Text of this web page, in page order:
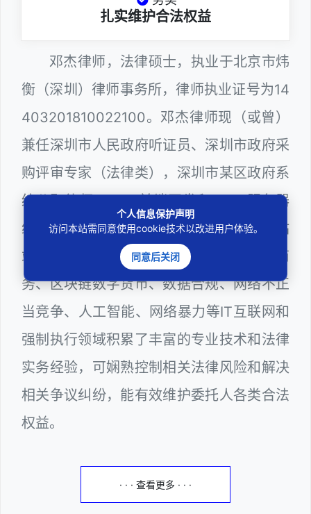
扎实维护合法权益
邓杰律师，法律硕士，执业于北京市炜
衡（深圳）律师事务所，律师执业证号为14
403201810022100。邓杰律师现（或曾）
兼任深圳市人民政府听证员、深圳市政府采
购评审专家（法律类），深圳市某区政府系
统公职律师、WEB前端开发和 WEB服务器
维护工程师、计算机信息网络安全员和网站
站长多年，在软件程序、网络游戏、电子商
务、区块链数字货币、数据合规、网络不正
当竞争、人工智能、网络暴力等IT互联网和
强制执行领域积累了丰富的专业技术和法律
实务经验，可娴熟控制相关法律风险和解决
相关争议纠纷，能有效维护委托人各类合法
权益。
· · · 查看更多 · · ·
个人信息保护声明
访问本站需同意使用cookie技术以改进用户体验。
同意后关闭